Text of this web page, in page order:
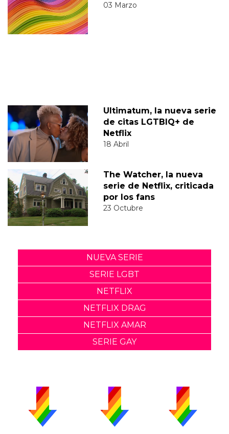
03 Marzo
Ultimatum, la nueva serie
de citas LGTBIQ+ de
Netflix
18 Abril
The Watcher, la nueva
serie de Netflix, criticada
por los fans
23 Octubre
NUEVA SERIE
SERIE LGBT
NETFLIX
NETFLIX DRAG
NETFLIX AMAR
SERIE GAY